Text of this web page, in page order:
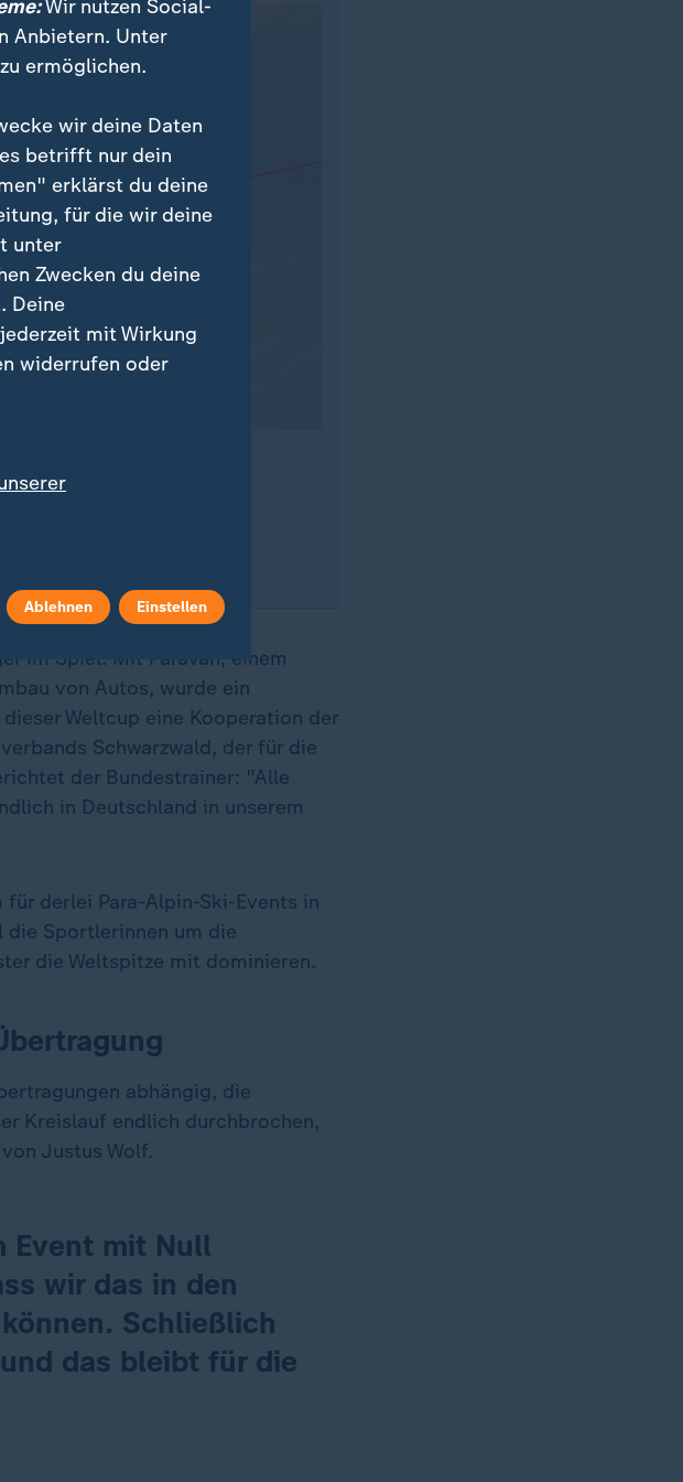
Alpinski-Weltcup im
im Spiel. Mit Paravan, einem
von Autos, wurde ein
Weltcup eine Kooperation der
Schwarzwald, der für die
der Bundestrainer: "Alle
in Deutschland in unserem
derlei Para-Alpin-Ski-Events in
die Sportlerinnen um die
die Weltspitze mit dominieren.
abhängig, die
Kreislauf endlich durchbrochen,
Justus Wolf.
Event mit Null
wir das in den
Schließlich
das bleibt für die
Wir nutzen Social-
Anbietern. Unter
ermöglichen.
wir deine Daten
betrifft nur dein
erklärst du deine
für die wir deine
unter
Zwecken du deine
Deine
mit Wirkung
widerrufen oder
Ablehnen Einstellen